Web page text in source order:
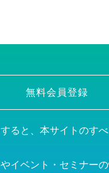
無料会員登録
ると、本サイトのす
イベント・セミナー